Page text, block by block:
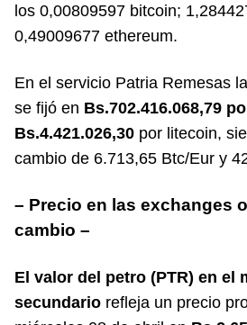
los 0,00809597 bitcoin;
0,49009677 ethereum.
En el servicio Patria Remesas
se fijó en Bs.702.416.068,79
Bs.4.421.026,30 por litecoin,
cambio de 6.713,65 Btc/Eur y
– Precio en las exchanges
cambio –
El valor del petro (PTR) en el
secundario refleja un precio